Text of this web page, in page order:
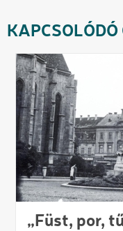
„Füst, por,